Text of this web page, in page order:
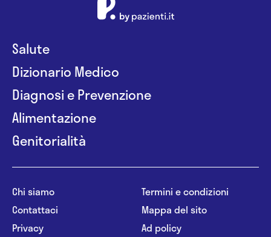
Salute
Dizionario Medico
Diagnosi e Prevenzione
Alimentazione
Genitorialità
Chi siamo
Contattaci
Privacy
Termini e condizioni
Mappa del sito
Ad policy